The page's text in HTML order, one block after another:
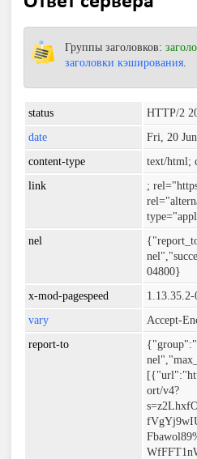
Группы заголовков:
заголовки кэширования
status
HTTP/2
date
Fri, 20
content-type
text/html;
link
;
nel
04800}
x-mod-pagespeed
1.13.35.2-
vary
Accept-
report-to
ort/v4?